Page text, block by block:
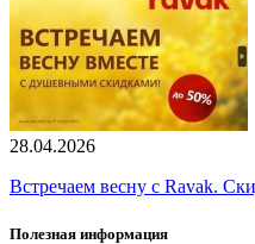
28.04.2026
Встречаем весну с Ravak.
Полезная информация